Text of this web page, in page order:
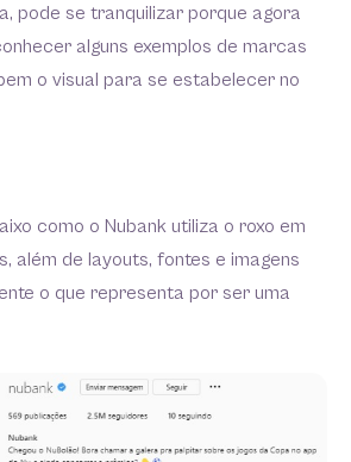
pode se tranquilizar porque agora
alguns exemplos de marcas
o visual para se estabelecer no
como o Nubank utiliza o roxo em
além de layouts, fontes e imagens
o que representa por ser uma